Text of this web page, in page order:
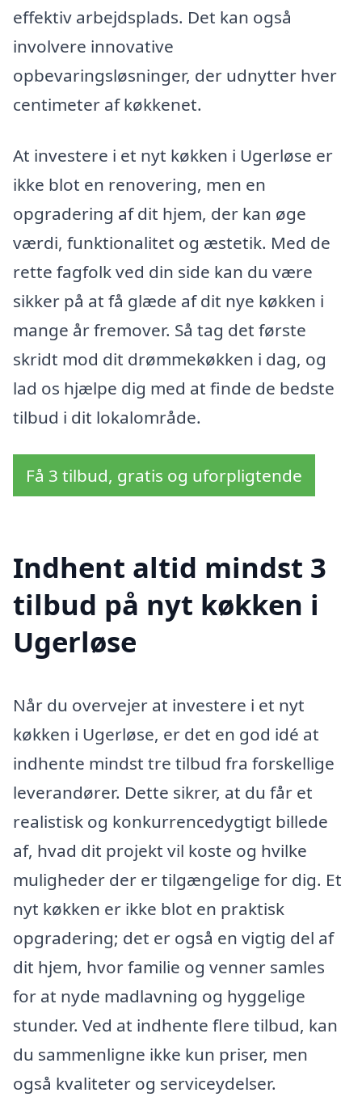
effektiv arbejdsplads. Det kan også
involvere innovative
opbevaringsløsninger, der udnytter hver
centimeter af køkkenet.
At investere i et nyt køkken i Ugerløse er
ikke blot en renovering, men en
opgradering af dit hjem, der kan øge
værdi, funktionalitet og æstetik. Med de
rette fagfolk ved din side kan du være
sikker på at få glæde af dit nye køkken i
mange år fremover. Så tag det første
skridt mod dit drømmekøkken i dag, og
lad os hjælpe dig med at finde de bedste
tilbud i dit lokalområde.
Få 3 tilbud, gratis og uforpligtende
Indhent altid mindst 3
tilbud på nyt køkken i
Ugerløse
Når du overvejer at investere i et nyt
køkken i Ugerløse, er det en god idé at
indhente mindst tre tilbud fra forskellige
leverandører. Dette sikrer, at du får et
realistisk og konkurrencedygtigt billede
af, hvad dit projekt vil koste og hvilke
muligheder der er tilgængelige for dig. Et
nyt køkken er ikke blot en praktisk
opgradering; det er også en vigtig del af
dit hjem, hvor familie og venner samles
for at nyde madlavning og hyggelige
stunder. Ved at indhente flere tilbud, kan
du sammenligne ikke kun priser, men
også kvaliteter og serviceydelser.